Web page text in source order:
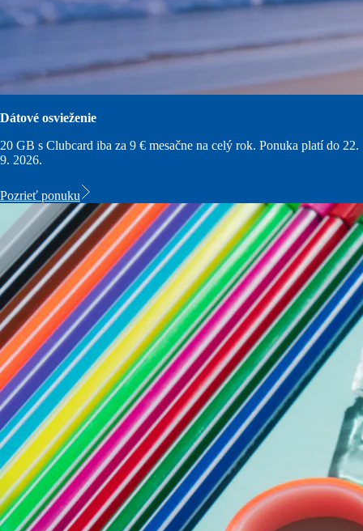
Dátové osvieženie
20 GB s Clubcard iba za 9 € mesačne na celý rok. Ponuka platí do 22.
9. 2026.
Pozrieť ponuku